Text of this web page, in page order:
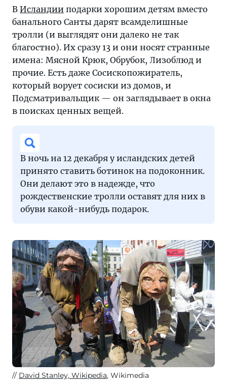
В Исландии подарки хорошим детям вместо
банального Санты дарят всамделишные
тролли (и выглядят они далеко не так
благостно). Их сразу 13 и они носят странные
имена: Мясной Крюк, Обрубок, Лизоблюд и
прочие. Есть даже Сосископожиратель,
который ворует сосиски из домов, и
Подсматривальщик — он заглядывает в окна
в поисках ценных вещей.
В ночь на 12 декабря у исландских детей
принято ставить ботинок на подоконник.
Они делают это в надежде, что
рождественские тролли оставят для них в
обуви какой-нибудь подарок.
David Stanley, Wikipedia, Wikimedia